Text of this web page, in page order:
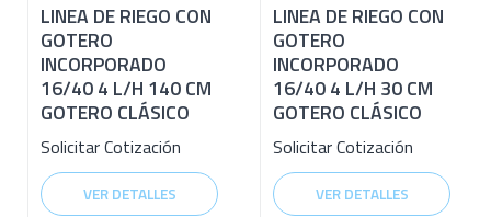
LINEA DE RIEGO CON
GOTERO
INCORPORADO
16/40 4 L/H 140 CM
GOTERO CLÁSICO
Solicitar Cotización
VER DETALLES
LINEA DE RIEGO CON
GOTERO
INCORPORADO
16/40 4 L/H 30 CM
GOTERO CLÁSICO
Solicitar Cotización
VER DETALLES